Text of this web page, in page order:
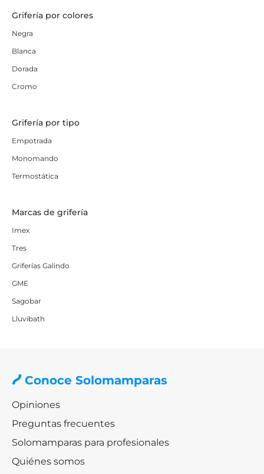
Grifería por colores
Negra
Blanca
Dorada
Cromo
Grifería por tipo
Empotrada
Monomando
Termostática
Marcas de grifería
Imex
Tres
Griferías Galindo
GME
Sagobar
Lluvibath
Conoce Solomamparas
Opiniones
Preguntas frecuentes
Solomamparas para profesionales
Quiénes somos